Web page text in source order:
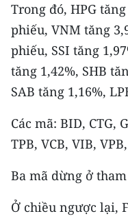
Media Văn hóa
Media Xã hội
Media Pháp luật
Media Thế giới
Media Thể thao
Media Giáo dục
Trong đó, HPG
phiếu, VNM tăng
phiếu, SSI tăng
tăng 1,42%, SHB
SAB tăng 1,16%,
Các mã: BID, CTG,
TPB, VCB, VIB,
Ba mã dừng ở tham
Ở chiều ngược lại,